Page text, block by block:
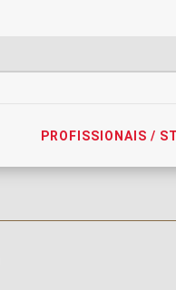
PROFISSIONAIS /